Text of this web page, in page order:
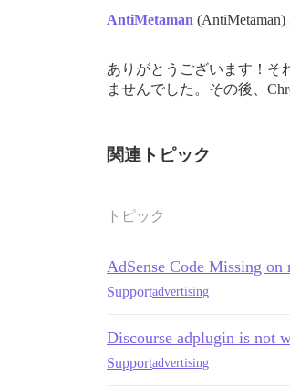
AntiMetaman (AntiMetaman)
ありがとうございます！そ
ませんでした。その後、
関連トピック
トピック
AdSense Code Missing on
Supportadvertising
Discourse adplugin is not
Supportadvertising